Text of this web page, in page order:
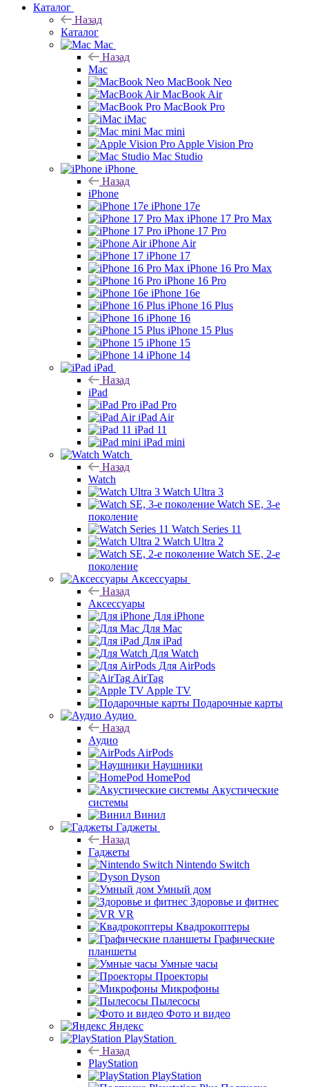
Каталог
Назад
Каталог
Mac
Назад
Mac
MacBook Neo
MacBook Air
MacBook Pro
iMac
Mac mini
Apple Vision Pro
Mac Studio
iPhone
Назад
iPhone
iPhone 17e
iPhone 17 Pro Max
iPhone 17 Pro
iPhone Air
iPhone 17
iPhone 16 Pro Max
iPhone 16 Pro
iPhone 16e
iPhone 16 Plus
iPhone 16
iPhone 15 Plus
iPhone 15
iPhone 14
iPad
Назад
iPad
iPad Pro
iPad Air
iPad 11
iPad mini
Watch
Назад
Watch
Watch Ultra 3
Watch SE, 3-е
поколение
Watch Series 11
Watch Ultra 2
Watch SE, 2-е
поколение
Аксессуары
Назад
Аксессуары
Для iPhone
Для Mac
Для iPad
Для Watch
Для AirPods
AirTag
Apple TV
Подарочные карты
Аудио
Назад
Аудио
AirPods
Наушники
HomePod
Акустические
системы
Винил
Гаджеты
Назад
Гаджеты
Nintendo Switch
Dyson
Умный дом
Здоровье и фитнес
VR
Квадрокоптеры
Графические
планшеты
Умные часы
Проекторы
Микрофоны
Пылесосы
Фото и видео
Яндекс
PlayStation
Назад
PlayStation
PlayStation